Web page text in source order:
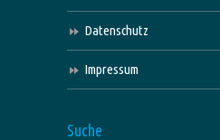
Datenschutz
Impressum
Suche